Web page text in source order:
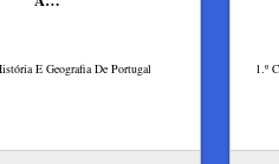
E Geografia De Portugal
1.º